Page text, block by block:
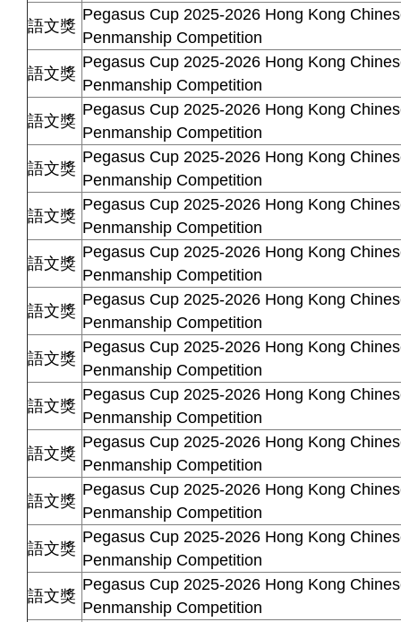
語文獎
Pegasus Cup 2025-2026 Hong Kong
Penmanship Competition
語文獎
Pegasus Cup 2025-2026 Hong Kong
Penmanship Competition
語文獎
Pegasus Cup 2025-2026 Hong Kong
Penmanship Competition
語文獎
Pegasus Cup 2025-2026 Hong Kong
Penmanship Competition
語文獎
Pegasus Cup 2025-2026 Hong Kong
Penmanship Competition
語文獎
Pegasus Cup 2025-2026 Hong Kong
Penmanship Competition
語文獎
Pegasus Cup 2025-2026 Hong Kong
Penmanship Competition
語文獎
Pegasus Cup 2025-2026 Hong Kong
Penmanship Competition
語文獎
Pegasus Cup 2025-2026 Hong Kong
Penmanship Competition
語文獎
Pegasus Cup 2025-2026 Hong Kong
Penmanship Competition
語文獎
Pegasus Cup 2025-2026 Hong Kong
Penmanship Competition
語文獎
Pegasus Cup 2025-2026 Hong Kong
Penmanship Competition
語文獎
Pegasus Cup 2025-2026 Hong Kong
Penmanship Competition